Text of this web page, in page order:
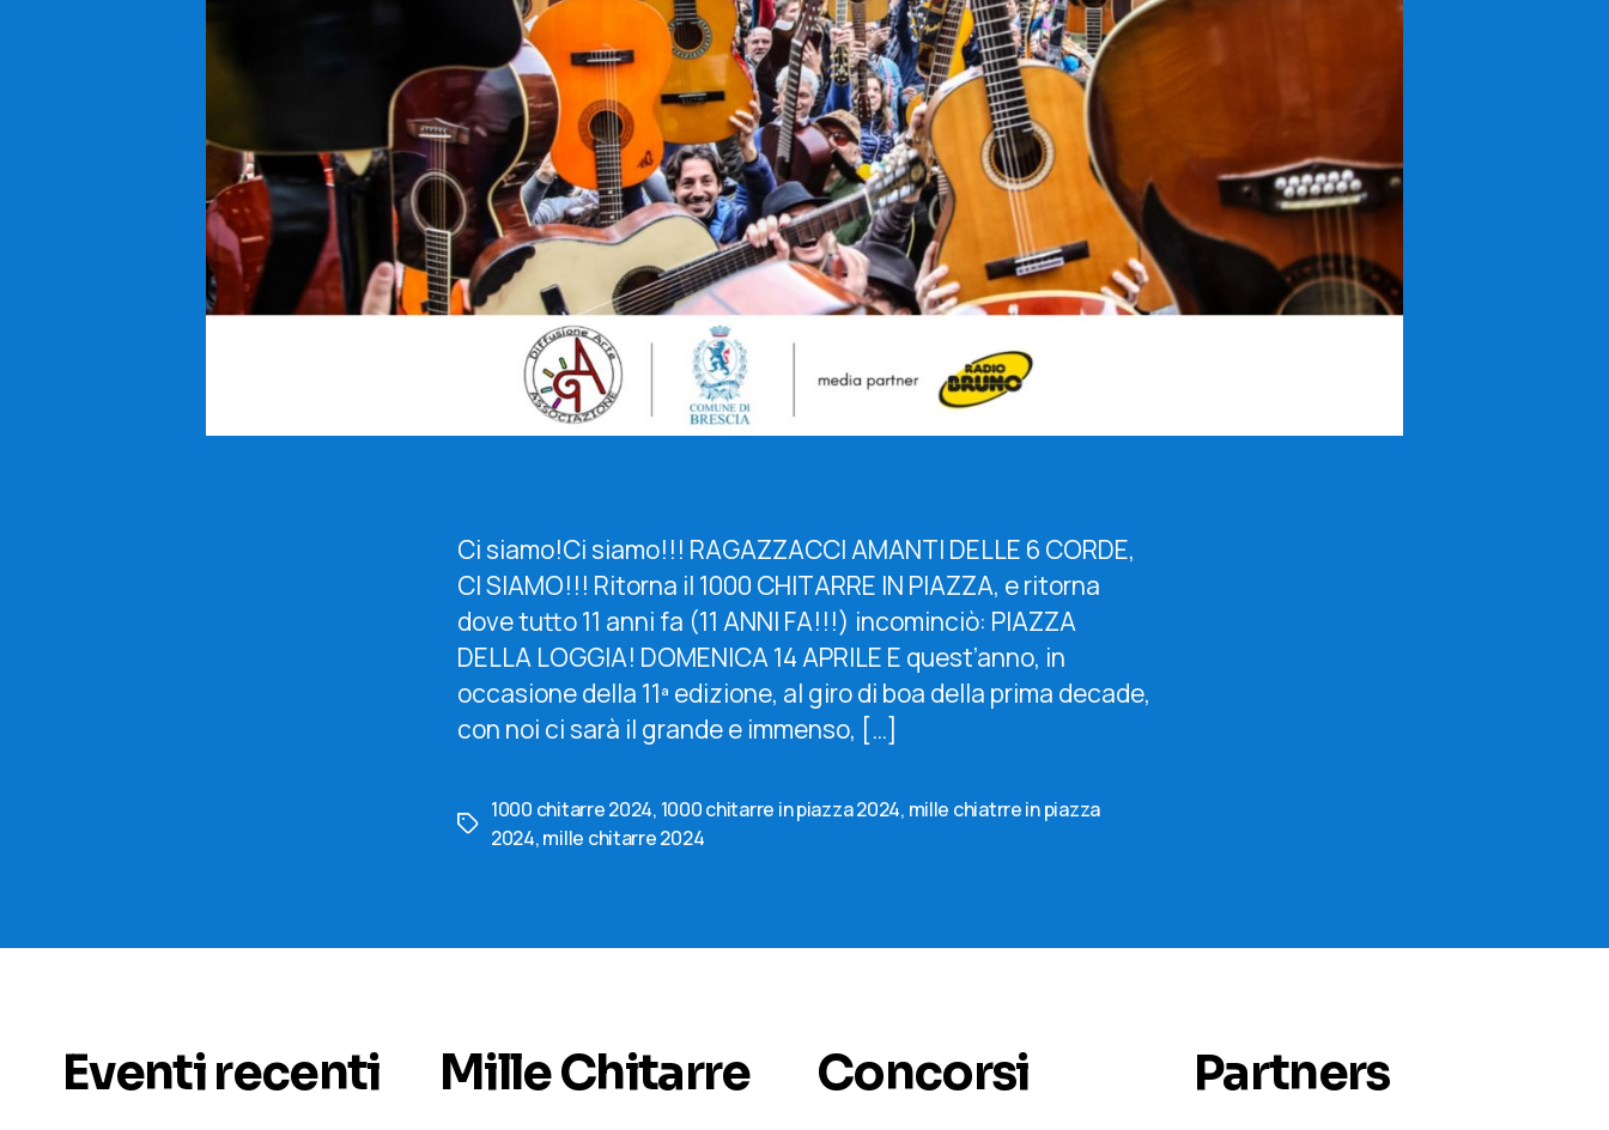
Ci siamo!Ci siamo!!! RAGAZZACCI AMANTI DELLE 6 CORDE,
CI SIAMO!!! Ritorna il 1000 CHITARRE IN PIAZZA, e ritorna
dove tutto 11 anni fa (11 ANNI FA!!!) incominciò: PIAZZA
DELLA LOGGIA! DOMENICA 14 APRILE E quest’anno, in
occasione della 11ª edizione, al giro di boa della prima decade,
con noi ci sarà il grande e immenso, […]
Tag
1000 chitarre 2024, 1000 chitarre in piazza 2024, mille chiatrre in piazza
2024,mille chitarre 2024
Eventi recenti Mille Chitarre Concorsi Partners